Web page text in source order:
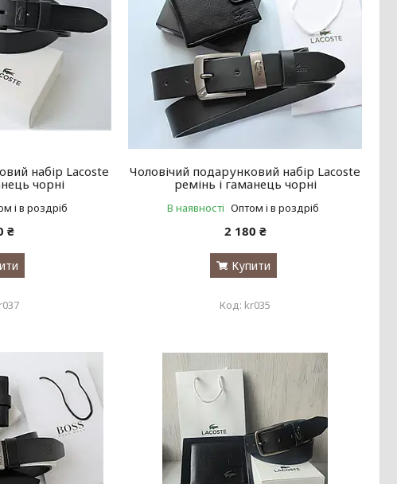
набір Lacoste
чорні
і в роздріб
₴
Чоловічий подарунковий набір Lacoste
ремінь і гаманець чорні
В наявності Оптом і в роздріб
2 180 ₴
Купити
kr035